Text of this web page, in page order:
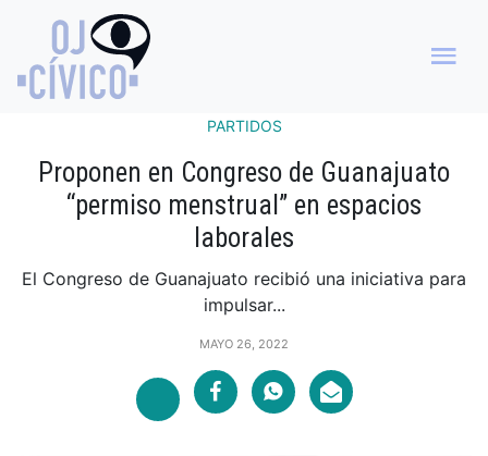
PARTIDOS
Proponen en Congreso de Guanajuato
“permiso menstrual” en espacios
laborales
El Congreso de Guanajuato recibió una iniciativa para
impulsar...
MAYO 26, 2022